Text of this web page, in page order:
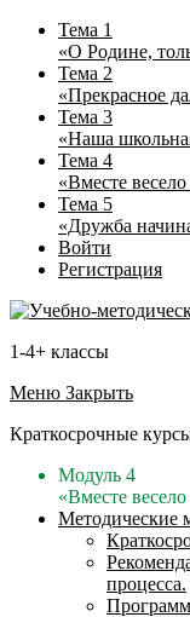
Тема 1
«О Родине,
Тема 2
«Прекрасное
Тема 3
«Наша
Тема 4
«Вместе
Тема 5
«Дружба
Войти
Регистрация
1-4+ классы
Меню Закрыть
Краткосрочные
Модуль 4
«Вместе
Методические
процесса.